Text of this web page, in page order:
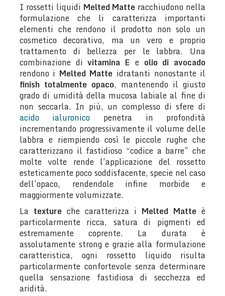
I rossetti liquidi Melted Matte racchiudono nella
formulazione che li caratterizza importanti
elementi che rendono il prodotto non solo un
cosmetico decorativo, ma un vero e proprio
trattamento di bellezza per le labbra. Una
combinazione divitamina E e olio di avocado
rendono i Melted Matte idratanti nonostante il
finish totalmente opaco, mantenendo il giusto
grado di umidità della mucosa labiale al fine di
non seccarla. In più, un complesso di sfere di
acido ialuronico penetra in profondità
incrementando progressivamente il volume delle
labbra e riempiendo così le piccole rughe che
caratterizzano il fastidioso “codice a barre” che
molte volte rende l’applicazione del rossetto
esteticamente poco soddisfacente, specie nel caso
dell’opaco, rendendole infine morbide e
maggiormente volumizzate.
La textureche caratterizza i Melted Matte è
particolarmente ricca, satura di pigmenti ed
estremamente coprente. La durata è
assolutamente strong e grazie alla formulazione
caratteristica, ogni rossetto liquido risulta
particolarmente confortevole senza determinare
quella sensazione fastidiosa di secchezza ed
aridità.